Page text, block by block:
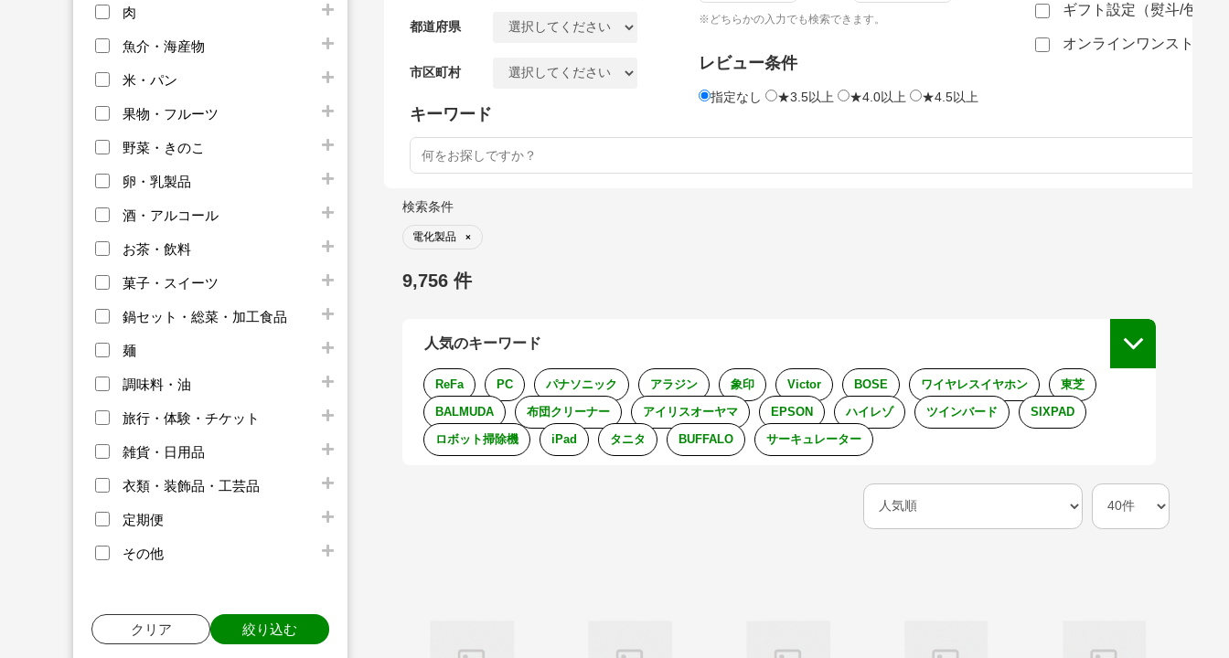
肉
魚介・海産物
米・パン
果物・フルーツ
野菜・きのこ
卵・乳製品
酒・アルコール
お茶・飲料
菓子・スイーツ
鍋セット・総菜・加工食品
麺
調味料・油
旅行・体験・チケット
雑貨・日用品
衣類・装飾品・工芸品
定期便
その他
クリア 絞り込む
都道府県
市区町村
※どちらかの入力でも検索できます。
レビュー条件
指定なし ★3.5以上 ★4.0以上 ★4.5以上
ギフト設定（熨斗/包装
オンラインワンストップ
キーワード
検索条件
電化製品 ×
9,756 件
人気のキーワード
ReFa PC パナソニック アラジン 象印 Victor BOSE ワイヤレスイヤホン
東芝
BALMUDA
布団クリーナー アイリスオーヤマ EPSON ハイレゾ ツインバード
SIXPAD
ロボット掃除機
iPad タニタ BUFFALO サーキュレーター